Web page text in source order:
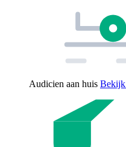
Audicien aan huis Bekijk